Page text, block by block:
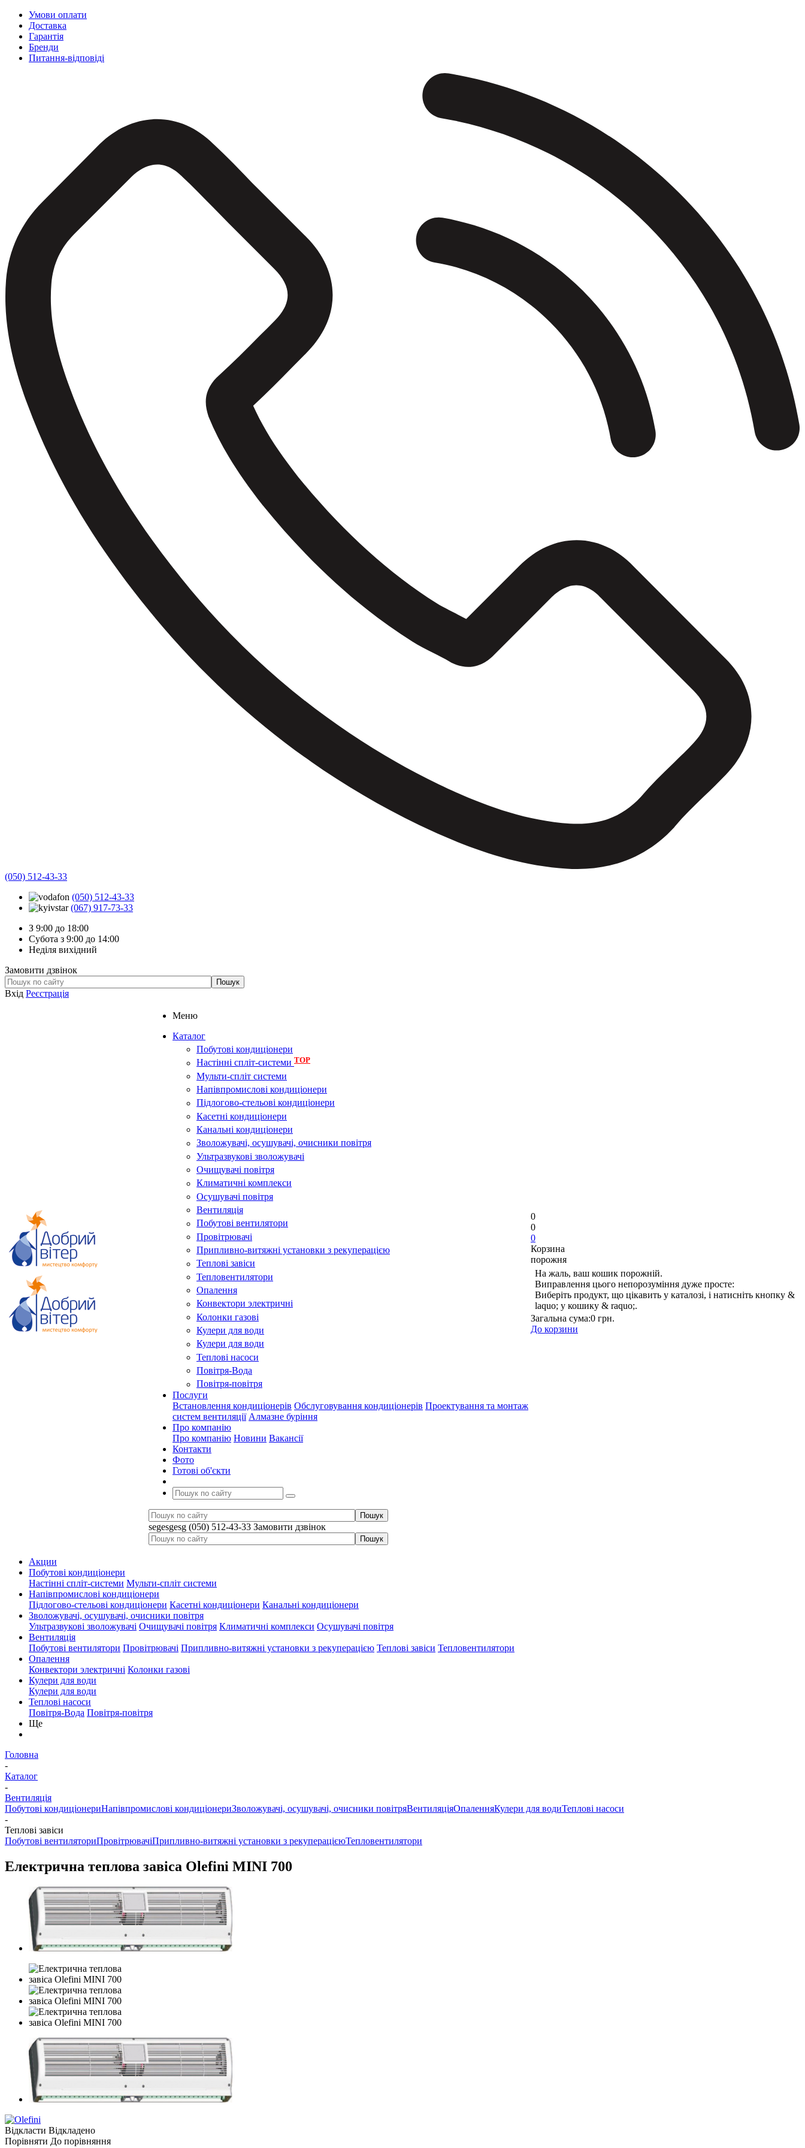
Умови оплати
Доставка
Гарантія
Бренди
Питання-відповіді
(050) 512-43-33
(050) 512-43-33
(067) 917-73-33
З 9:00 до 18:00
Субота з 9:00 до 14:00
Неділя вихідний
Замовити дзвінок
Вхід Реєстрація
Меню
Каталог
Побутові кондиціонери
Настінні спліт-системи TOP
Мульти-спліт системи
Напівпромислові кондиціонери
Підлогово-стельові кондиціонери
Касетні кондиціонери
Канальні кондиціонери
Зволожувачі, осушувачі, очисники повітря
Ультразвукові зволожувачі
Очищувачі повітря
Климатичні комплекси
Осушувачі повітря
Вентиляція
Побутові вентилятори
Провітрювачі
Припливно-витяжні установки з рекуперацією
Теплові завіси
Тепловентилятори
Опалення
Конвектори электричні
Колонки газові
Кулери для води
Кулери для води
Теплові насоси
Повітря-Вода
Повітря-повітря
Послуги
Встановлення кондиціонерів Обслуговування кондиціонерів Проектування та монтаж
систем вентиляції Алмазне буріння
Про компанію
Про компанію Новини Вакансії
Контакти
Фото
Готові об'єкти
segesgesg (050) 512-43-33 Замовити дзвінок
0
0
0
Корзина
порожня
На жаль, ваш кошик порожній.
Виправлення цього непорозуміння дуже просте:
Виберіть продукт, що цікавить у каталозі, і натисніть кнопку &
laquo; у кошику & raquo;.
Загальна сума:0 грн.
До корзини
Акции
Побутові кондиціонери
Настінні спліт-системи Мульти-спліт системи
Напівпромислові кондиціонери
Підлогово-стельові кондиціонери Касетні кондиціонери Канальні кондиціонери
Зволожувачі, осушувачі, очисники повітря
Ультразвукові зволожувачі Очищувачі повітря Климатичні комплекси Осушувачі повітря
Вентиляція
Побутові вентилятори Провітрювачі Припливно-витяжні установки з рекуперацією Теплові завіси Тепловентилятори
Опалення
Конвектори электричні Колонки газові
Кулери для води
Кулери для води
Теплові насоси
Повітря-Вода Повітря-повітря
Ще
Головна
-
Каталог
-
Вентиляція
Побутові кондиціонериНапівпромислові кондиціонериЗволожувачі, осушувачі, очисники повітряВентиляціяОпаленняКулери для водиТеплові насоси
-
Теплові завіси
Побутові вентиляториПровітрювачіПрипливно-витяжні установки з рекуперацієюТепловентилятори
Електрична теплова завіса Olefini MINI 700
Відкласти Відкладено
Порівняти До порівняння